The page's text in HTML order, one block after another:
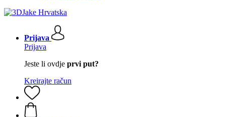
Prijava
Prijava
Jeste li ovdje prvi put?
Kreirajte račun